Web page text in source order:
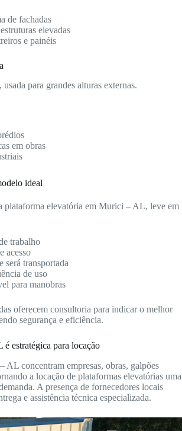
de fachadas
elevadas
e painéis
para grandes alturas externas.
em obras
ideal
plataforma elevatória em Murici – AL, leve em
trabalho
acesso
será transportada
de uso
para manobras
oferecem consultoria para indicar o melhor
segurança e eficiência.
estratégica para locação
AL concentram empresas, obras, galpões
a locação de plataformas elevatórias uma
A presença de fornecedores locais
e assistência técnica especializada.